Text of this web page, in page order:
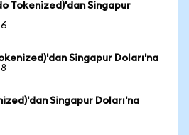
Tokenized)'dan Singapur
Singapur Doları'na
Singapur Doları'na